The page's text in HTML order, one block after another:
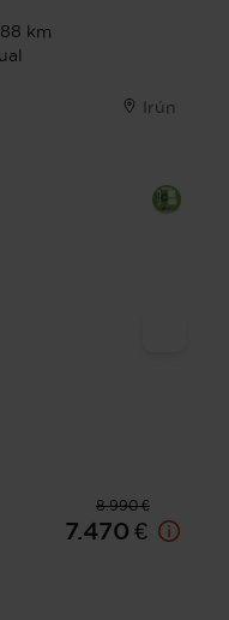
km
Irún
8.990 €
7.470 €